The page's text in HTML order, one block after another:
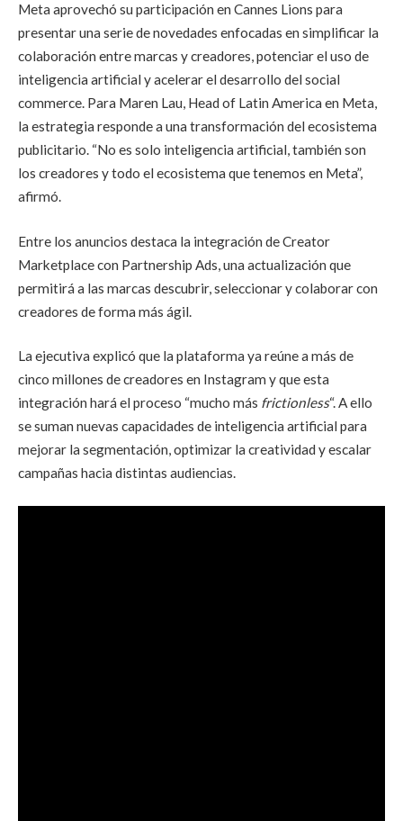
Meta aprovechó su participación en Cannes Lions para
presentar una serie de novedades enfocadas en simplificar la
colaboración entre marcas y creadores, potenciar el uso de
inteligencia artificial y acelerar el desarrollo del social
commerce. Para Maren Lau, Head of Latin America en Meta,
la estrategia responde a una transformación del ecosistema
publicitario. “No es solo inteligencia artificial, también son
los creadores y todo el ecosistema que tenemos en Meta”,
afirmó.
Entre los anuncios destaca la integración de Creator
Marketplace con Partnership Ads, una actualización que
permitirá a las marcas descubrir, seleccionar y colaborar con
creadores de forma más ágil.
La ejecutiva explicó que la plataforma ya reúne a más de
cinco millones de creadores en Instagram y que esta
integración hará el proceso “mucho más frictionless“. A ello
se suman nuevas capacidades de inteligencia artificial para
mejorar la segmentación, optimizar la creatividad y escalar
campañas hacia distintas audiencias.